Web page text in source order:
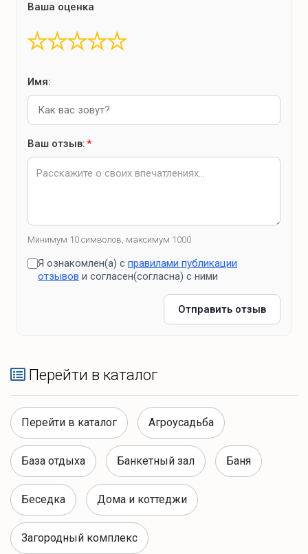
Ваша оценка
★
★
★
★
★
Имя:
Ваш отзыв:*
Минимум 10 символов, максимум 1000
Я ознакомлен(а) с правилами публикации
отзывов и согласен(согласна) с ними
Отправить отзыв
Перейти в каталог
Перейти в каталог Агроусадьба
База отдыха Банкетный зал Баня
Беседка Дома и коттеджи
Загородный комплекс